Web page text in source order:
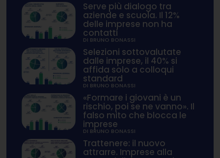
Serve più dialogo tra
aziende e scuola. Il 12%
delle imprese non ha
contatti
DI BRUNO BONASSI
Selezioni sottovalutate
dalle imprese, il 40% si
affida solo a colloqui
standard
DI BRUNO BONASSI
«Formare i giovani è un
rischio, poi se ne vanno». Il
falso mito che blocca le
imprese
DI BRUNO BONASSI
Trattenere: il nuovo
attrarre. Imprese alla